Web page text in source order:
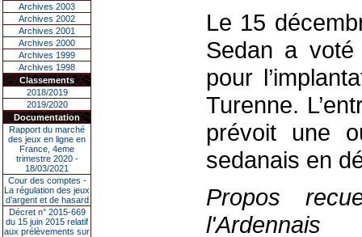
Archives 2003
Archives 2002
Archives 2001
Archives 2000
Archives 1999
Archives 1998
Classements
2018/2019
2019/2020
Documentation
Rapport du marché
des jeux en ligne en
France, 4eme
trimestre 2020 -
18/03/2021
Cour des comptes -
La régulation des jeux
d’argent et de hasard
Décret n° 2015-669
du 15 juin 2015 relatif
aux prélèvements sur
Le 15
Sedan a
pour
Turenne.
prévoit une
sedanais en
Propos
l'Ardennais